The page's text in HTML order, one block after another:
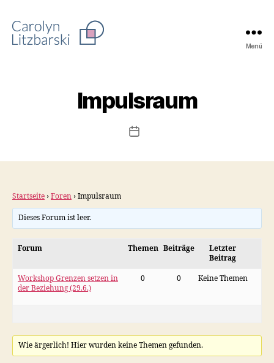
Menü
Impulsraum
Beitragsdatum
Startseite › Foren › Impulsraum
Dieses Forum ist leer.
Forum Themen Beiträge
Letzter
Beitrag
Workshop Grenzen setzen in
der Beziehung (29.6.)
0 0 Keine Themen
Wie ärgerlich! Hier wurden keine Themen gefunden.